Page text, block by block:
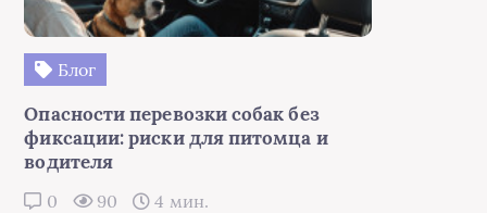
Блог
Опасности перевозки собак без
фиксации: риски для питомца и
водителя
0 90 4 мин.